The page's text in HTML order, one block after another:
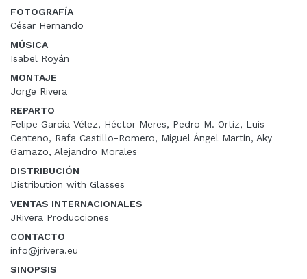
FOTOGRAFÍA
César Hernando
MÚSICA
Isabel Royán
MONTAJE
Jorge Rivera
REPARTO
Felipe García Vélez, Héctor Meres, Pedro M. Ortiz, Luis
Centeno, Rafa Castillo-Romero, Miguel Ángel Martín, Aky
Gamazo, Alejandro Morales
DISTRIBUCIÓN
Distribution with Glasses
VENTAS INTERNACIONALES
JRivera Producciones
CONTACTO
info@jrivera.eu
SINOPSIS